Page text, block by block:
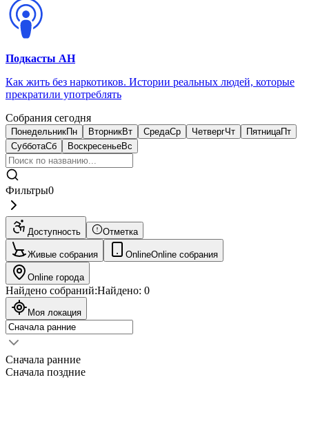
Подкасты АН
Как жить без наркотиков. Истории реальных людей, которые
прекратили употреблять
Собрания сегодня
ПонедельникПн ВторникВт СредаСр ЧетвергЧт ПятницаПт
СубботаСб ВоскресеньеВс
Фильтры0
Доступность Отметка
Живые собрания OnlineOnline собрания
Online города
Найдено собраний:Найдено: 0
Моя локация
Сначала ранние
Сначала поздние